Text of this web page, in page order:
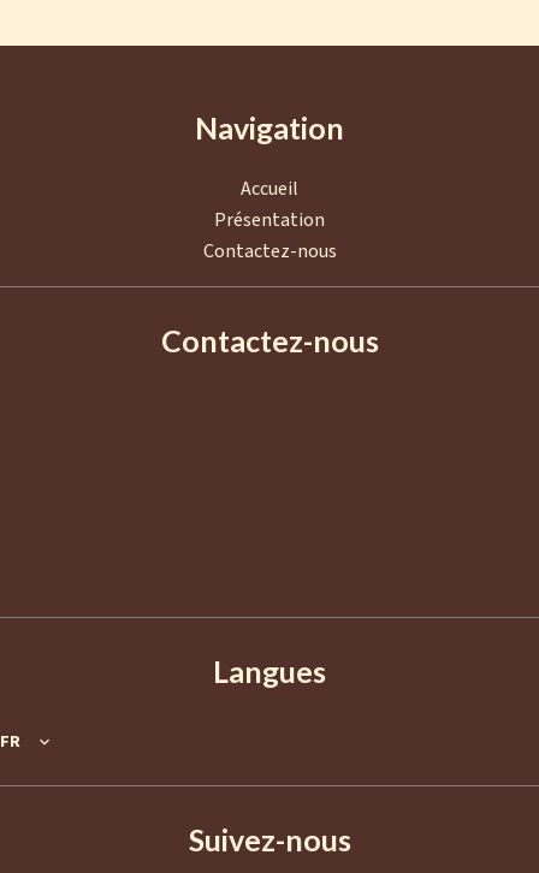
Navigation
Accueil
Présentation
Contactez-nous
Contactez-nous
Langues
FR
Suivez-nous